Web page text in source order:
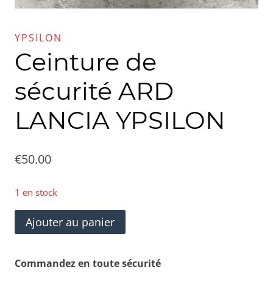
YPSILON
Ceinture de
sécurité ARD
LANCIA YPSILON
€50.00
1 en stock
quantité
de
Ceinture
Ajouter au panier
Commandez en toute sécurité